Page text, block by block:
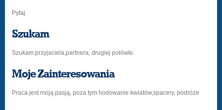
Pytaj
Szukam
Szukam przyjaciela,partnera, drugiej połówki.
Moje Zainteresowania
Praca jest moją pasją, poza tym hodowanie kwiatów,spacery, podróże